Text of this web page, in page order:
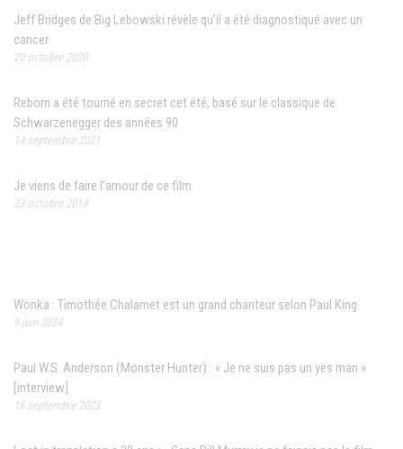
Jeff Bridges de Big Lebowski révèle qu’il a été diagnostiqué avec un
cancer
20 octobre 2020
Reborn a été tourné en secret cet été, basé sur le classique de
Schwarzenegger des années 90
14 septembre 2021
Je viens de faire l'amour de ce film
23 octobre 2019
Wonka : Timothée Chalamet est un grand chanteur selon Paul King
9 juin 2024
Paul W.S. Anderson (Monster Hunter) : « Je ne suis pas un yes man »
[interview]
16 septembre 2023